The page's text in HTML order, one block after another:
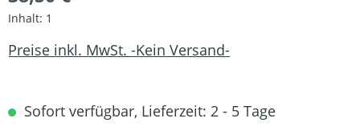
Inhalt: 1
Preise inkl. MwSt. -Kein Versand-
Sofort verfügbar, Lieferzeit: 2 - 5 Tage